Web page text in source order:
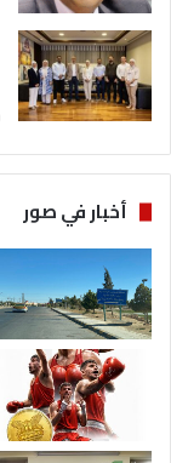
أخبار في صور